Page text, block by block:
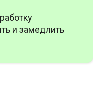
и замедлить